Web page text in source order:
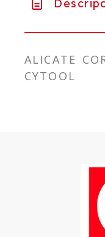
ALICATE
CYTOOL